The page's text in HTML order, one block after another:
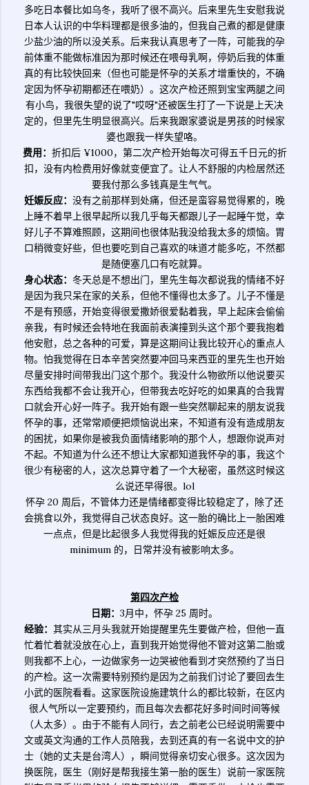
多吃日本餐比如乌冬，我听了很不高兴。后来里先生安慰我说
日本人认识的中华料理都是很多油的，但我自己煮的都是健康
少盐少油的所以没关系。后来我认真思考了一阵，可能我的孕
前体重不能做标准因为那时候还在喂母乳啊，停奶后我的体重
真的有比较快回来（但也可能是怀孕的关系才增重快的，不确
定因为怀孕初期都还在喂奶）。这次产检还照到宝宝两腿之间
有小鸟，我很失望的说了"哎呀"还被医生打了一下说是上天决
定的，但里先生明显很高兴。后来我跟家婆说是男孩的时候家
婆也跟我一样失望咯。
费用： 折扣后 ¥1000，第二次产检开始每次可得五千日元的折
扣，没有内检费用好像就变便宜了。让人不舒服的内检居然还
要我付那么多钱真是生气气。
妊娠反应： 没有之前那样到处痛，但还是蛮容易觉得累的，晚
上睡不着早上很早起所以我几乎每天都跟儿子一起睡午觉，幸
好儿子不算难照顾，这期间也很体贴我没给我太多的烦恼。胃
口稍微变好些，但也要吃到自己喜欢的味道才能多吃，不然都
是随便塞几口有吃就算。
身心状态： 冬天总是不想出门，里先生每次都说我的情绪不好
是因为我只呆在家的关系，但他不懂得也太多了。儿子不懂是
不是有预感，开始变得很爱撒娇很爱黏着我，早上起床会偷偷
亲我，有时候还会特地在我面前表演撞到头这个那个要我抱着
他安慰，总之各种的可爱，算是这期间让我比较开心的重点人
物。怕我觉得在日本辛苦突然要冲回马来西亚的里先生也开始
尽量安排时间带我出门这个那个。我没什么物欲所以他说要买
东西给我都不会让我开心，但带我去吃好吃的如果真的合我胃
口就会开心好一阵子。我开始有跟一些突然聊起来的朋友说我
怀孕的事，还常常顺便把烦恼说出来，不知道有没有造成朋友
的困扰，如果你是被我负面情绪影响的那个人，想跟你说声对
不起。不知道为什么还不想让大家都知道我怀孕的事，我这个
很少有秘密的人，这次总算守着了一个大秘密，虽然这时候这
么说还早得很。lol
怀孕 20 周后，不管体力还是情绪都变得比较稳定了，除了还
会挑食以外，我觉得自己状态良好。这一胎的确比上一胎困难
一点点，但是比起很多人我觉得我的妊娠反应还是很
minimum 的，日常并没有被影响太多。
第四次产检
日期： 3月中，怀孕 25 周时。
经验： 其实从三月头我就开始提醒里先生要做产检，但他一直
忙着忙着就没放在心上，直到我开始觉得他不管对这第二胎或
则我都不上心，一边做家务一边哭被他看到才突然预约了当日
的产检。这一次需要特别预约是因为之前我们讨论了要回去生
小武的医院看看。这家医院设施建筑什么的都比较新，在区内
很人气所以一定要预约，而且每次去都花好多时间时间等候
（人太多）。由于不能有人同行，去之前老公已经说明需要中
文或英文沟通的工作人员陪我，去到还真的有一名说中文的护
士（她的丈夫是台湾人），瞬间觉得亲切安心很多。这次因为
换医院，医生（刚好是帮我接生第一胎的医生）说前一家医院